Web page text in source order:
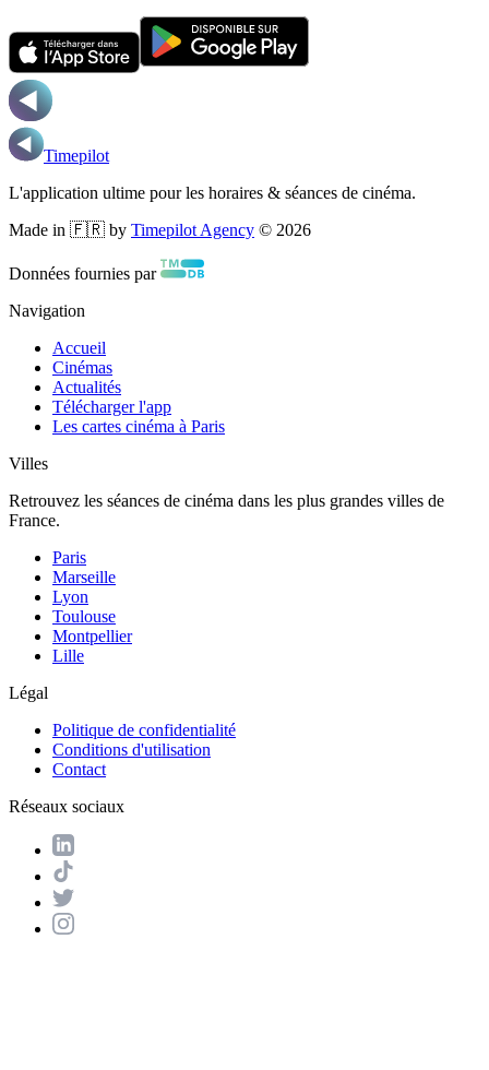
Timepilot
L'application ultime pour les horaires & séances de cinéma.
Made in 🇫🇷 by Timepilot Agency © 2026
Données fournies par
Navigation
Accueil
Cinémas
Actualités
Télécharger l'app
Les cartes cinéma à Paris
Villes
Retrouvez les séances de cinéma dans les plus grandes villes de
France.
Paris
Marseille
Lyon
Toulouse
Montpellier
Lille
Légal
Politique de confidentialité
Conditions d'utilisation
Contact
Réseaux sociaux